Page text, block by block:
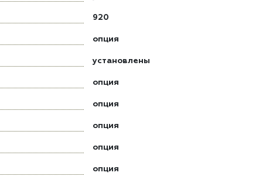
920
опция
установлены
опция
опция
опция
опция
опция